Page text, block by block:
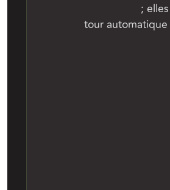
;
tour automatique